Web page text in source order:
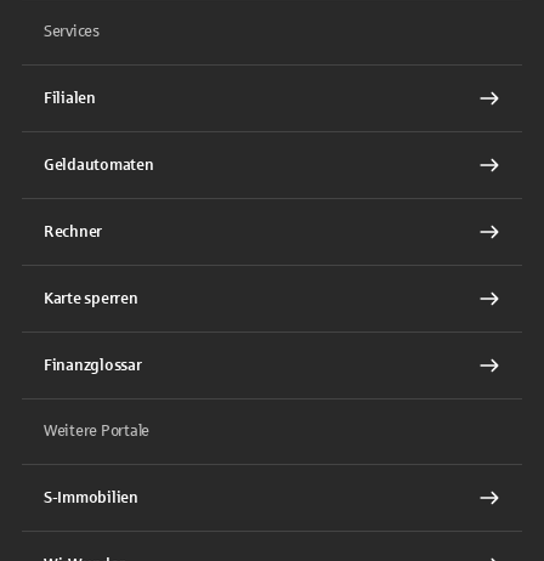
Services
Filialen
Geldautomaten
Rechner
Karte sperren
Finanzglossar
Weitere Portale
S-Immobilien